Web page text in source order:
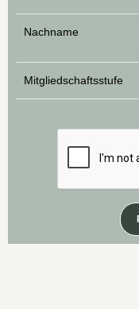
Nachname
Mitgliedschaftsstufe